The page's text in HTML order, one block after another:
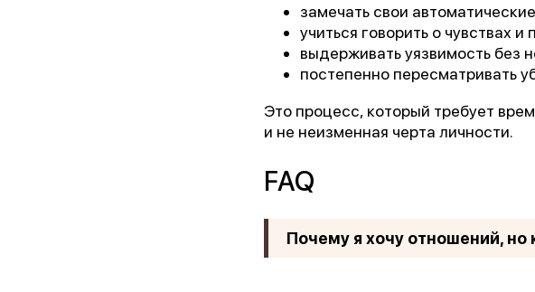
замечать свои
учиться говорить о чувствах и
выдерживать уязвимость без
постепенно пересматривать
Это процесс, который требует
и не неизменная черта личности.
FAQ
Почему я хочу отношений,